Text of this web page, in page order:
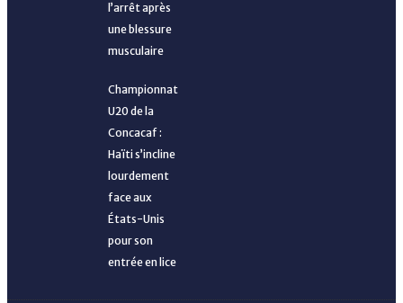
l’arrêt après
une blessure
musculaire
Championnat
U20 de la
Concacaf :
Haïti s’incline
lourdement
face aux
États-Unis
pour son
entrée en lice